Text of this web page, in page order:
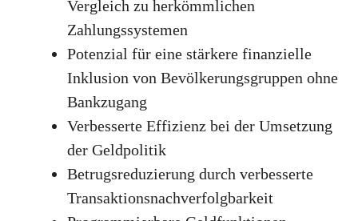
Vergleich zu herkömmlichen
Zahlungssystemen
Potenzial für eine stärkere finanzielle
Inklusion von Bevölkerungsgruppen ohne
Bankzugang
Verbesserte Effizienz bei der Umsetzung
der Geldpolitik
Betrugsreduzierung durch verbesserte
Transaktionsnachverfolgbarkeit